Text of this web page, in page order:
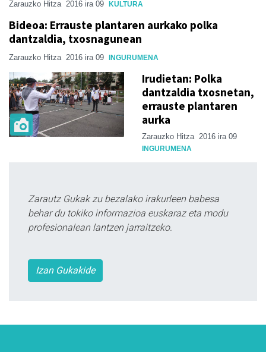
Zarauzko Hitza 2016 ira 09 KULTURA
Bideoa: Errauste plantaren aurkako polka
dantzaldia, txosnagunean
Zarauzko Hitza 2016 ira 09 INGURUMENA
Irudietan: Polka
dantzaldia txosnetan,
errauste plantaren
aurka
Zarauzko Hitza 2016 ira 09
INGURUMENA
Zarautz Gukak zu bezalako irakurleen babesa
behar du tokiko informazioa euskaraz eta modu
profesionalean lantzen jarraitzeko.
Izan Gukakide